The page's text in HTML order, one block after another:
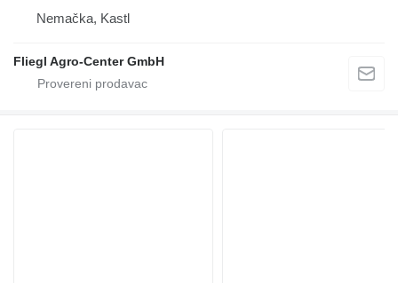
Nemačka, Kastl
Fliegl Agro-Center GmbH